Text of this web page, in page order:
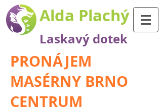
Laskavý dotek
Alda Plachý
PRONÁJEM
MASÉRNY BRNO
CENTRUM